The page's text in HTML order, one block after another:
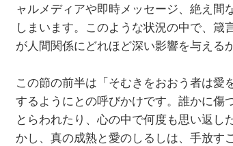
ャルメディアや即時メッセージ、絶え間
しまいます。このような状況の中で、
が人間関係にどれほど深い影響を与える
この節の前半は「そむきをおおう者は愛
するようにとの呼びかけです。誰かに傷
とらわれたり、心の中で何度も思い返し
かし、真の成熟と愛のしるしは、手放す